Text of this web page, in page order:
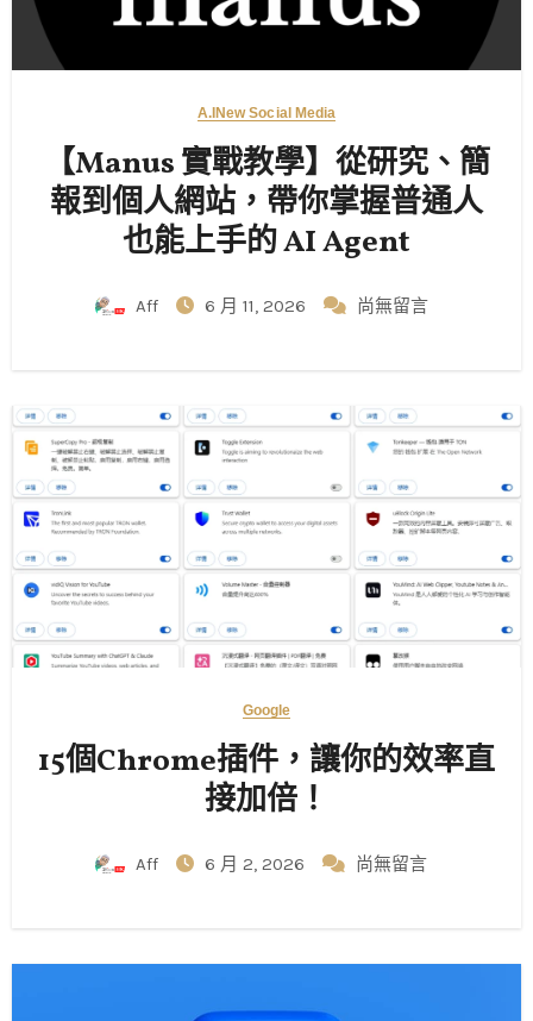
A.I New Social Media
【Manus 實戰教學】從研究、簡
報到個人網站，帶你掌握普通人
也能上手的 AI Agent
Aff 6 月 11, 2026 尚無留言
Google
15個Chrome插件，讓你的效率直
接加倍！
Aff 6 月 2, 2026 尚無留言